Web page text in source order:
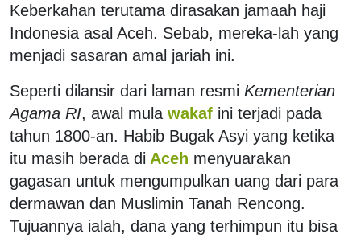
Keberkahan terutama dirasakan jamaah haji
Indonesia asal Aceh. Sebab, mereka-lah yang
menjadi sasaran amal jariah ini.
Seperti dilansir dari laman resmi Kementerian
Agama RI, awal mula wakaf ini terjadi pada
tahun 1800-an. Habib Bugak Asyi yang ketika
itu masih berada di Aceh menyuarakan
gagasan untuk mengumpulkan uang dari para
dermawan dan Muslimin Tanah Rencong.
Tujuannya ialah, dana yang terhimpun itu bisa